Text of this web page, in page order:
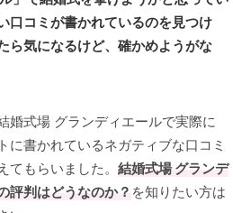
口コミが書かれているのを見つけ
ら気になるけど、確かめようがな
婚式場 グランディエールで実際に
に書かれているネガティブな口コミ
てもらいました。 結婚式場 グランデ
評判はどうなのか？ を知りたい方は